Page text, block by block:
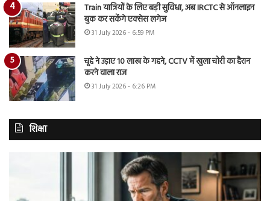
Train यात्रियों के लिए बड़ी सुविधा, अब IRCTC से ऑनलाइन
बुक कर सकेंगे एक्सेस लगेज
31 July 2026 - 6:59 PM
चूहे ने उड़ाए 10 लाख के गहने, CCTV में खुला चोरी का हैरान
करने वाला राज
31 July 2026 - 6:26 PM
शिक्षा